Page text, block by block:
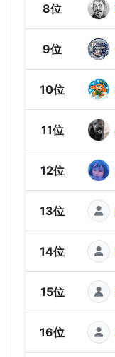
8位
9位
10位
11位
12位
13位
14位
15位
16位